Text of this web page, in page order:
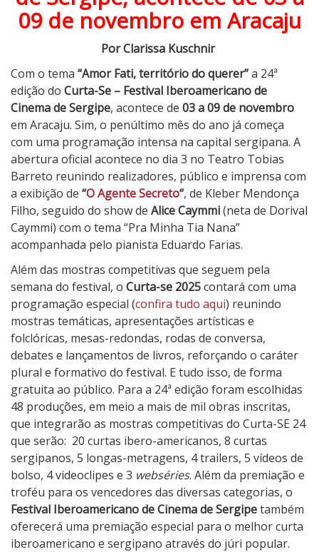
s
u
a
2
4
ª
e
d
i
ç
ã
o
c
o
m
a
e
x
i
b
i
ç
ã
o
d
e
“
O
09 de novembro em Aracaju
Por Clarissa Kuschnir
Com o tema “Amor Fati, território do querer”a 24ª
edição do Curta-Se – Festival Iberoamericano de
Cinema de Sergipe, acontece de 03 a 09 de novembro
em Aracaju. Sim, o penúltimo mês do ano já começa
com uma programação intensa na capital sergipana. A
abertura oficial acontece no dia 3 no Teatro Tobias
Barreto reunindo realizadores, público e imprensa com
a exibição de “O Agente Secreto“, de Kleber Mendonça
Filho, seguido do show de Alice Caymmi(neta de Dorival
Caymmi) com o tema “Pra Minha Tia Nana”
acompanhada pelo pianista Eduardo Farias.
Além das mostras competitivas que seguem pela
semana do festival, o Curta-se 2025contará com uma
programação especial (confira tudo aqui) reunindo
mostras temáticas, apresentações artísticas e
folclóricas, mesas-redondas, rodas de conversa,
debates e lançamentos de livros, reforçando o caráter
plural e formativo do festival. E tudo isso, de forma
gratuita ao público. Para a 24ª edição foram escolhidas
48 produções, em meio a mais de mil obras inscritas,
que integrarão as mostras competitivas do Curta-SE 24
que serão: 20 curtas ibero-americanos, 8 curtas
sergipanos, 5 longas-metragens, 4 trailers, 5 vídeos de
bolso, 4 videoclipes e 3 webséries. Além da premiação e
troféu para os vencedores das diversas categorias, o
Festival Iberoamericano de Cinema de Sergipetambém
oferecerá uma premiação especial para o melhor curta
iberoamericano e sergipano através do júri popular.